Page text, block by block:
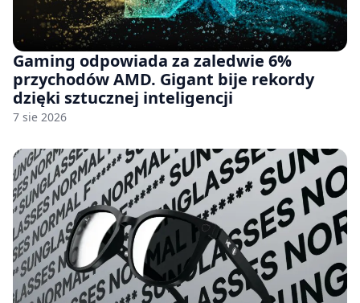
Gaming odpowiada za zaledwie 6%
przychodów AMD. Gigant bije rekordy
dzięki sztucznej inteligencji
7 sie 2026